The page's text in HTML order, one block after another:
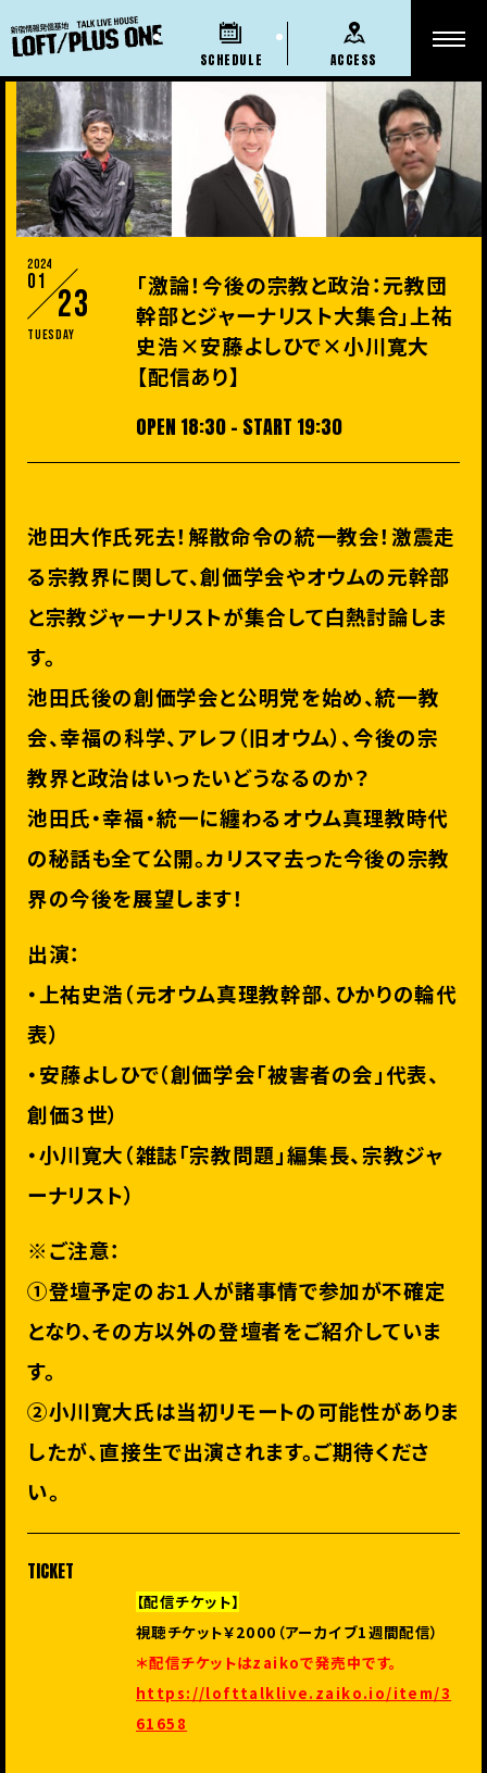
SCHEDULE ACCESS
2024
01
23
Tuesday
「激論！今後の宗教と政治：元教団
幹部とジャーナリスト大集合」上祐
史浩×安藤よしひで×小川寛大
【配信あり】
OPEN 18:30 - START 19:30
池田大作氏死去！解散命令の統一教会！激震走
る宗教界に関して、創価学会やオウムの元幹部
と宗教ジャーナリストが集合して白熱討論しま
す。
池田氏後の創価学会と公明党を始め、統一教
会、幸福の科学、アレフ（旧オウム）、今後の宗
教界と政治はいったいどうなるのか？
池田氏・幸福・統一に纏わるオウム真理教時代
の秘話も全て公開。カリスマ去った今後の宗教
界の今後を展望します！
出演：
・上祐史浩（元オウム真理教幹部、ひかりの輪代
表）
・安藤よしひで（創価学会「被害者の会」代表、
創価３世）
・小川寛大（雑誌「宗教問題」編集長、宗教ジャ
ーナリスト）
※ご注意：
①登壇予定のお１人が諸事情で参加が不確定
となり、その方以外の登壇者をご紹介していま
す。
②小川寛大氏は当初リモートの可能性がありま
したが、直接生で出演されます。ご期待くださ
い。
TICKET
【配信チケット】
視聴チケット￥2000（アーカイブ1週間配信）
＊配信チケットはzaikoで発売中です。
https://lofttalklive.zaiko.io/item/3
61658